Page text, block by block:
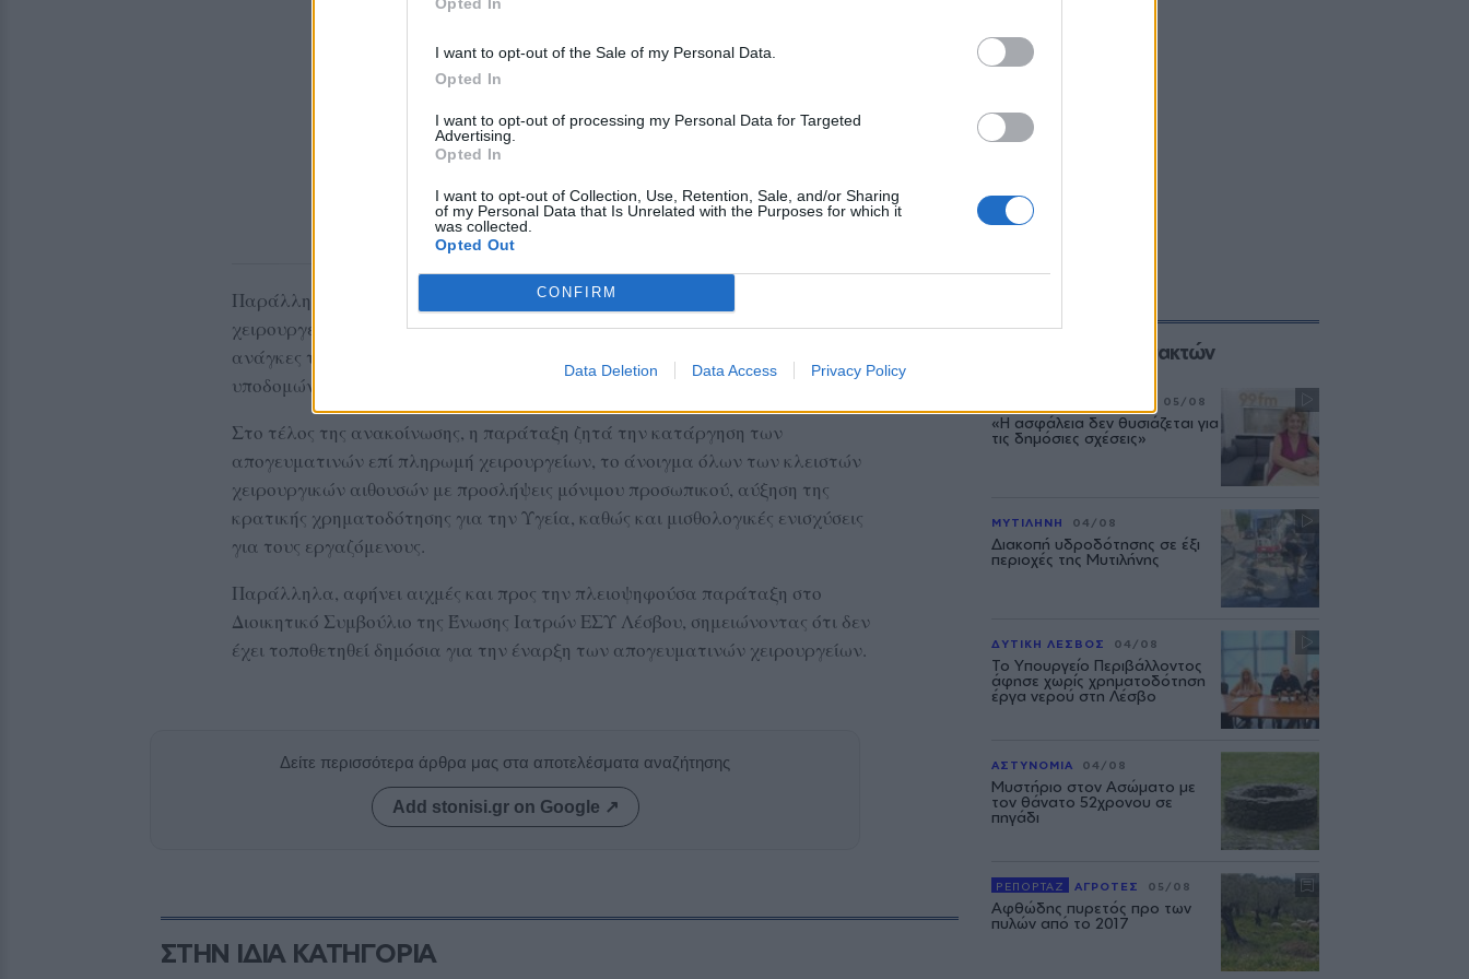
I want to opt-out of the Sale of my Personal Data.
Opted In
I want to opt-out of processing my Personal Data for Targeted
Advertising.
Opted In
I want to opt-out of Collection, Use, Retention, Sale, and/or Sharing
of my Personal Data that Is Unrelated with the Purposes for which it
was collected.
Opted Out
CONFIRM
Data Deletion Data Access Privacy Policy
Παράλληλα, σχολιάζει ότι η χρηματοδότηση των πρώτων απογευματινών
χειρουργείων μέσω του Ταμείου Ανάκαμψης δεν αντιμετωπίζει τις ουσιαστικές
ανάγκες του νοσοκομείου, όπως η στελέχωση, ο εξοπλισμός και η ενίσχυση των
υποδομών.
Στο τέλος της ανακοίνωσης, η παράταξη ζητά την κατάργηση των
απογευματινών επί πληρωμή χειρουργείων, το άνοιγμα όλων των κλειστών
χειρουργικών αιθουσών με προσλήψεις μόνιμου προσωπικού, αύξηση της
κρατικής χρηματοδότησης για την Υγεία, καθώς και μισθολογικές ενισχύσεις
για τους εργαζόμενους.
Παράλληλα, αφήνει αιχμές και προς την πλειοψηφούσα παράταξη στο
Διοικητικό Συμβούλιο της Ένωσης Ιατρών ΕΣΥ Λέσβου, σημειώνοντας ότι δεν
έχει τοποθετηθεί δημόσια για την έναρξη των απογευματινών χειρουργείων.
Δείτε περισσότερα άρθρα μας στα αποτελέσματα αναζήτησης
Add stonisi.gr on Google ↗
ΣΤΗΝ ΙΔΙΑ ΚΑΤΗΓΟΡΙΑ
Επιλογές των Συντακτών
05/08
«Η ασφάλεια δεν θυσιάζεται για
τις δημόσιες σχέσεις»
ΜΥΤΙΛΗΝΗ 04/08
Διακοπή υδροδότησης σε έξι
περιοχές της Μυτιλήνης
ΔΥΤΙΚΗ ΛΕΣΒΟΣ 04/08
Το Υπουργείο Περιβάλλοντος
άφησε χωρίς χρηματοδότηση
έργα νερού στη Λέσβο
ΑΣΤΥΝΟΜΙΑ 04/08
Μυστήριο στον Ασώματο με
τον θάνατο 52χρονου σε
πηγάδι
ΡΕΠΟΡΤΑΖ ΑΓΡΟΤΕΣ 05/08
Αφθώδης πυρετός προ των
πυλών από το 2017